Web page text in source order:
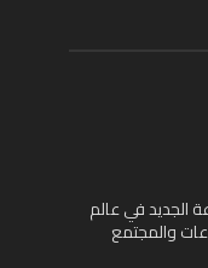
الجديد في عالم
والمجتمع